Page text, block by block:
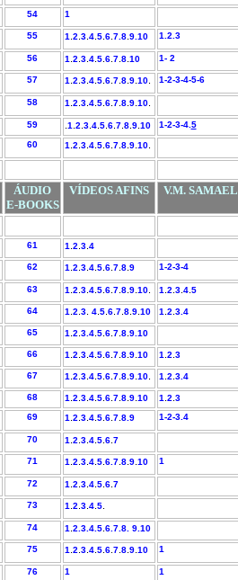
54 1
55 1 2 3. 4. 5. 6. 7. 8. 9.10 1. 2. 3
56 1 2 3. 4. 5. 6. 7. 8. 10 1- 2
57 1 2 3. 4. 5. 6. 7. 8. 9. 10. 1-2-3-4-5-6
58 1 2 3. 4. 5. 6. 7. 8. 9. 10.
59 1 2 3. 4. 5. 6. 7. 8. 9. 10 1-2-3-4. 5
60 1 2 3. 4. 5. 6. 7. 8. 9. 10.
ÁUDIO
E-BOOKS
VÍDEOS AFINS V.M. SAMAEL
61 1 2 3. 4
62 1 2 3. 4. 5. 6. 7. 8. 9 1-2-3-4
63 1 2 3. 4. 5. 6. 7. 8. 9. 10. 1 2 3. 4. 5
64 1 2 3. 4. 5. 6. 7. 8. 9. 10 1 2 3. 4
65 1 2 3.4. 5. 6. 7. 8. 9. 10
66 1 2 3. 4. 5. 6. 7. 8. 9. 10 1 2 3
67 1 2 3. 4. 5. 6. 7. 8. 9. 10. 1 2 3.4
68 1 2 3. 4. 5. 6. 7. 8. 9. 10 1 2 3
69 1 2 3. 4. 5. 6. 7. 8.9 1-2-3. 4
70 1 2 3. 4. 5. 6. 7
71 1 2 3. 4. 5. 6. 7. 8. 9. 10 1
72 1 2 3. 4. 5. 6. 7
73 1 2 3. 4. 5.
74 1 2. 3. 4. 5. 6. 7. 8. 9.10
75 1 2 3. 4. 5. 6. 7. 8. 9. 10 1
76 1 1